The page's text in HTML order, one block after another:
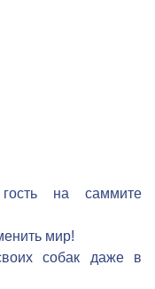
гость на саммите
мир!
собак даже в